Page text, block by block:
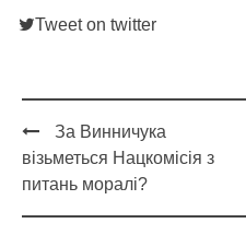
Tweet on twitter
Post
navigation
За Винничука
візьметься Нацкомісія з
питань моралі?